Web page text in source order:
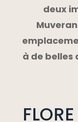
deux
à de belles